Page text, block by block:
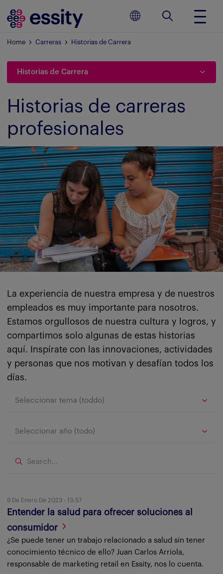
Home Carreras Historias de Carrera
Historias de Carrera
Historias de carreras
profesionales
La experiencia de nuestra empresa y de nuestros
empleados es muy importante para nosotros.
Estamos orgullosos de nuestra cultura y logros, y
compartimos solo algunas de estas historias
aquí. Inspírate con las innovaciones, actividades
y personas que nos motivan y desafían todos los
días.
Seleccionar tema (toddo)
Seleccionar año (todo)
9 De Enero De 2023 - 13:57
Entender la salud para ofrecer soluciones al
consumidor
¿Se puede tener un trabajo relacionado a salud sin tener
conocimiento técnico de ello? Juan Carlos Arriola,
responsable de marketing retail en Essity, nos lo cuenta.